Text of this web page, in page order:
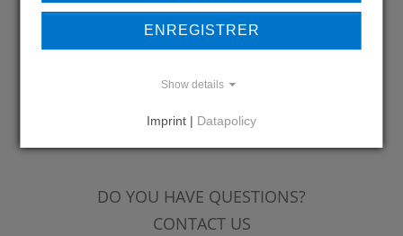
REFERENCES
DO YOU HAVE QUESTIONS?
CONTACT US
ENREGISTRER
Show details
Imprint | Datapolicy